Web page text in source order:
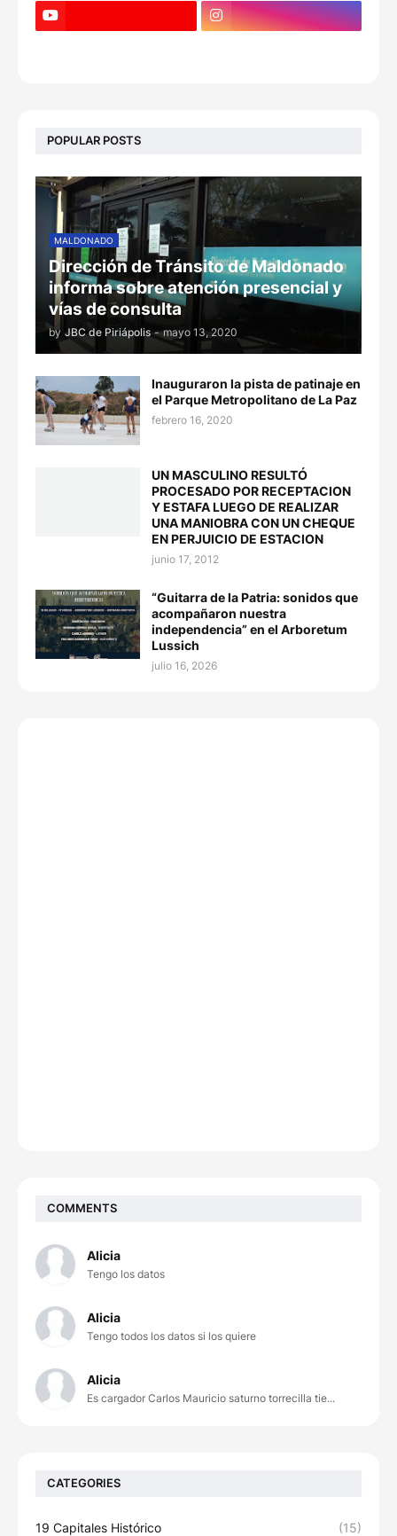
POPULAR POSTS
MALDONADO
Dirección de Tránsito de Maldonado
informa sobre atención presencial y
vías de consulta
by JBC de Piriápolis - mayo 13, 2020
Inauguraron la pista de patinaje en
el Parque Metropolitano de La Paz
febrero 16, 2020
UN MASCULINO RESULTÓ
PROCESADO POR RECEPTACION
Y ESTAFA LUEGO DE REALIZAR
UNA MANIOBRA CON UN CHEQUE
EN PERJUICIO DE ESTACION
junio 17, 2012
“Guitarra de la Patria: sonidos que
acompañaron nuestra
independencia” en el Arboretum
Lussich
julio 16, 2026
COMMENTS
Alicia
Tengo los datos
Alicia
Tengo todos los datos si los quiere
Alicia
Es cargador Carlos Mauricio saturno torrecilla tie...
CATEGORIES
19 Capitales Histórico (15)